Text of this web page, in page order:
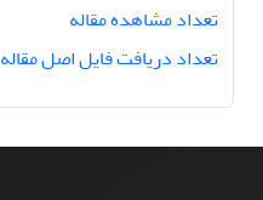
تعداد مشاهده مقاله
تعداد دریافت فایل اصل مقاله